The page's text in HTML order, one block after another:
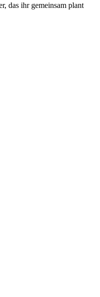
das ihr gemeinsam plant